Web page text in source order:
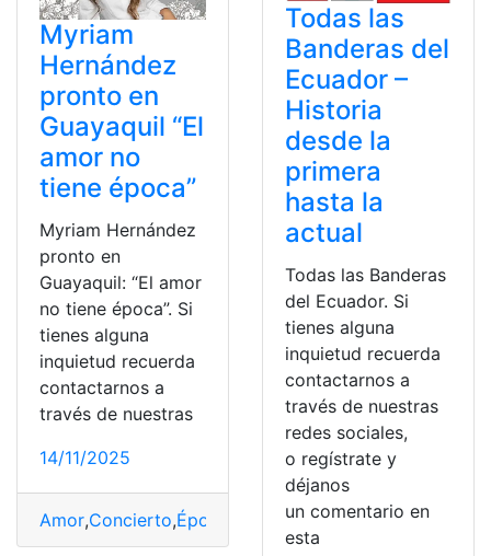
Myriam
Hernández
pronto en
Guayaquil “El
amor no
tiene época”
Myriam Hernández
pronto en
Guayaquil: “El amor
no tiene época”. Si
tienes alguna
inquietud recuerda
contactarnos a
través de nuestras
14/11/2025
Amor,Concierto,Época Guayaquil,Myriam Hernández
Todas las
Banderas del
Ecuador –
Historia
desde la
primera
hasta la
actual
Todas las Banderas
del Ecuador. Si
tienes alguna
inquietud recuerda
contactarnos a
través de nuestras
redes sociales,
o regístrate y
déjanos
un comentario en
esta